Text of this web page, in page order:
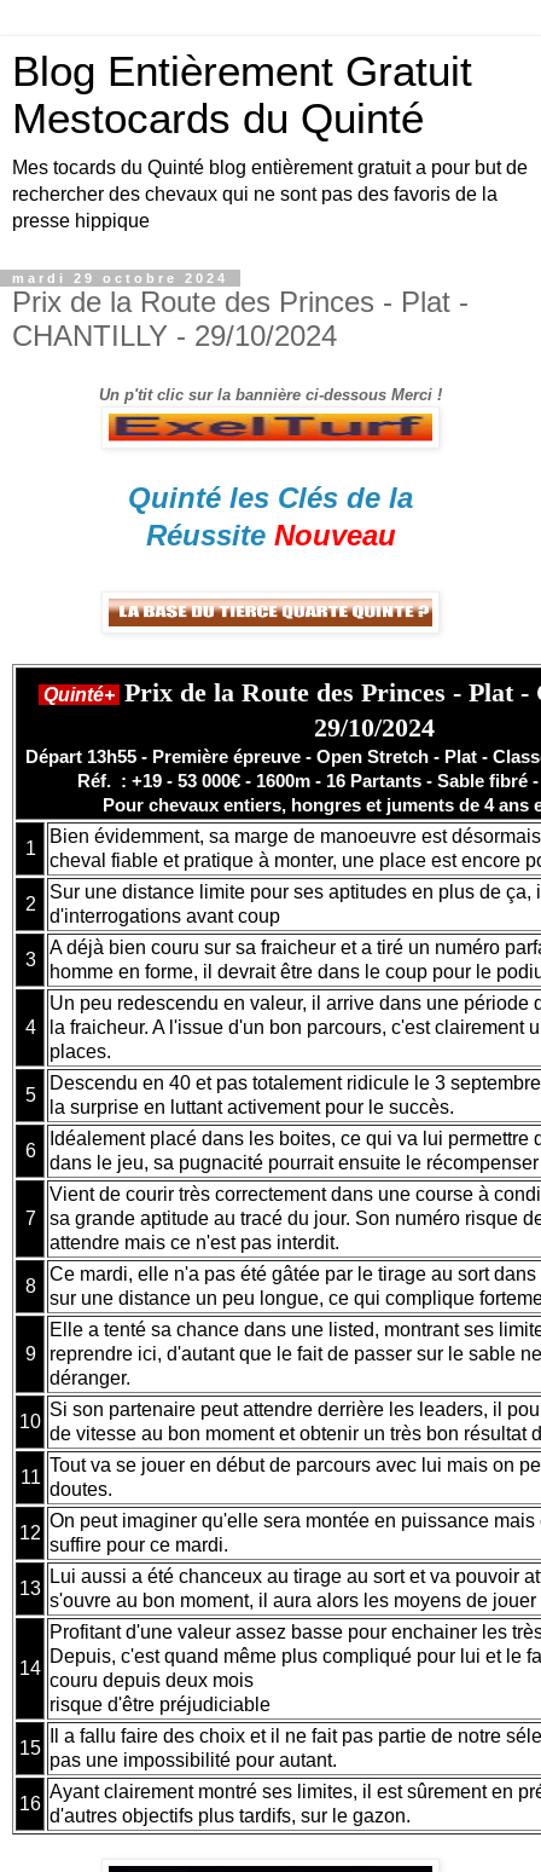
Blog Entièrement Gratuit
Mestocards du Quinté
Mes tocards du Quinté blog entièrement gratuit a pour but de
rechercher des chevaux qui ne sont pas des favoris de la
presse hippique
mardi 29 octobre 2024
Prix de la Route des Princes - Plat -
CHANTILLY - 29/10/2024
Un p'tit clic sur la bannière ci-dessous Merci !
Quinté les Clés de la
Réussite Nouveau
Quinté+ Prix de la Route des Princes - Plat
29/10/2024
Départ 13h55 - Première épreuve - Open Stretch - Plat -
Réf. : +19 - 53 000€ - 1600m - 16 Partants - Sable fibré
Pour chevaux entiers, hongres et juments de 4 ans
1
Bien évidemment, sa marge de manoeuvre est
cheval fiable et pratique à monter, une place est encore
2
Sur une distance limite pour ses aptitudes en plus de ça,
d'interrogations avant coup
3
A déjà bien couru sur sa fraicheur et a tiré un numéro
homme en forme, il devrait être dans le coup pour le
4
Un peu redescendu en valeur, il arrive dans une période
la fraicheur. A l'issue d'un bon parcours, c'est clairement
places.
5
Descendu en 40 et pas totalement ridicule le 3
la surprise en luttant activement pour le succès.
6
Idéalement placé dans les boites, ce qui va lui permettre
dans le jeu, sa pugnacité pourrait ensuite le
7
Vient de courir très correctement dans une course à
sa grande aptitude au tracé du jour. Son numéro risque
attendre mais ce n'est pas interdit.
8
Ce mardi, elle n'a pas été gâtée par le tirage au sort
sur une distance un peu longue, ce qui complique
9
Elle a tenté sa chance dans une listed, montrant ses
reprendre ici, d'autant que le fait de passer sur le sable
déranger.
10
Si son partenaire peut attendre derrière les leaders, il
de vitesse au bon moment et obtenir un très bon résultat
11
Tout va se jouer en début de parcours avec lui mais on
doutes.
12
On peut imaginer qu'elle sera montée en puissance
suffire pour ce mardi.
13
Lui aussi a été chanceux au tirage au sort et va pouvoir
s'ouvre au bon moment, il aura alors les moyens de jouer
14
Profitant d'une valeur assez basse pour enchainer les
Depuis, c'est quand même plus compliqué pour lui et le
couru depuis deux mois
risque d'être préjudiciable
15
Il a fallu faire des choix et il ne fait pas partie de notre
pas une impossibilité pour autant.
16
Ayant clairement montré ses limites, il est sûrement en
d'autres objectifs plus tardifs, sur le gazon.